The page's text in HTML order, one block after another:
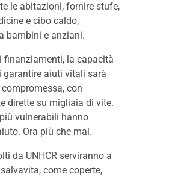
le abitazioni, fornire stufe,
e cibo caldo,
bambini e anziani.
finanziamenti, la capacità
garantire aiuti vitali sarà
con
dirette su migliaia di vite.
vulnerabili hanno
Ora più che mai.
da UNHCR serviranno a
come coperte,